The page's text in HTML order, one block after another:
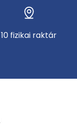
10 fizikai raktár